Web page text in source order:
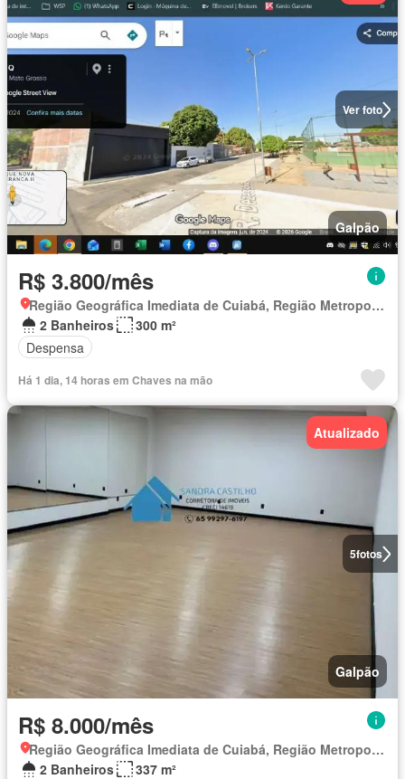
Ver foto
Galpão
R$ 3.800/mês
Região Geográfica Imediata de Cuiabá, Região Metropolitana do Vale do Rio Cuiabá
2 Banheiros
300 m²
Despensa
Há 1 dia, 14 horas em Chaves na mão
5fotos
Atualizado
Galpão
R$ 8.000/mês
Região Geográfica Imediata de Cuiabá, Região Metropolitana do Vale do Rio Cuiabá
2 Banheiros
337 m²